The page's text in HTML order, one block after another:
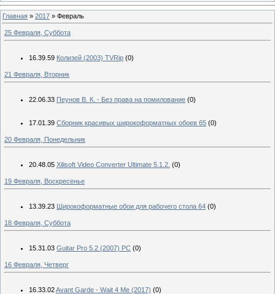
Главная » 2017 » Февраль
25 Февраля, Суббота
16.39.59 Колизей (2003) TVRip (0)
21 Февраля, Вторник
22.06.33 Пеунов В. К. - Без права на помилование (0)
17.01.39 Сборник красивых широкоформатных обоев 65 (0)
20 Февраля, Понедельник
20.48.05 Xilisoft Video Converter Ultimate 5.1.2. (0)
19 Февраля, Воскресенье
13.39.23 Широкоформатные обои для рабочего стола 64 (0)
18 Февраля, Суббота
15.31.03 Guitar Pro 5.2 (2007) PC (0)
16 Февраля, Четверг
16.33.02Avant Garde - Wait 4 Me (2017) (0)